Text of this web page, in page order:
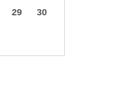
29
30